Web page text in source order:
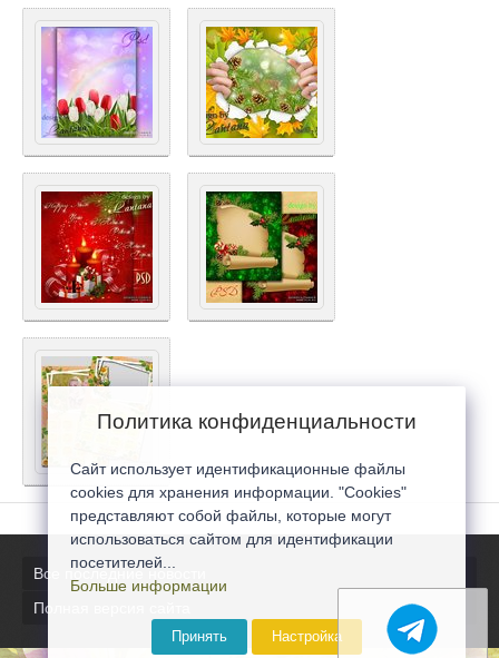
Все последние новости
Полная версия сайта
Политика конфиденциальности
Сайт использует идентификационные файлы
cookies для хранения информации. "Cookies"
представляют собой файлы, которые могут
использоваться сайтом для идентификации
посетителей...
Больше информации
Принять Настройка